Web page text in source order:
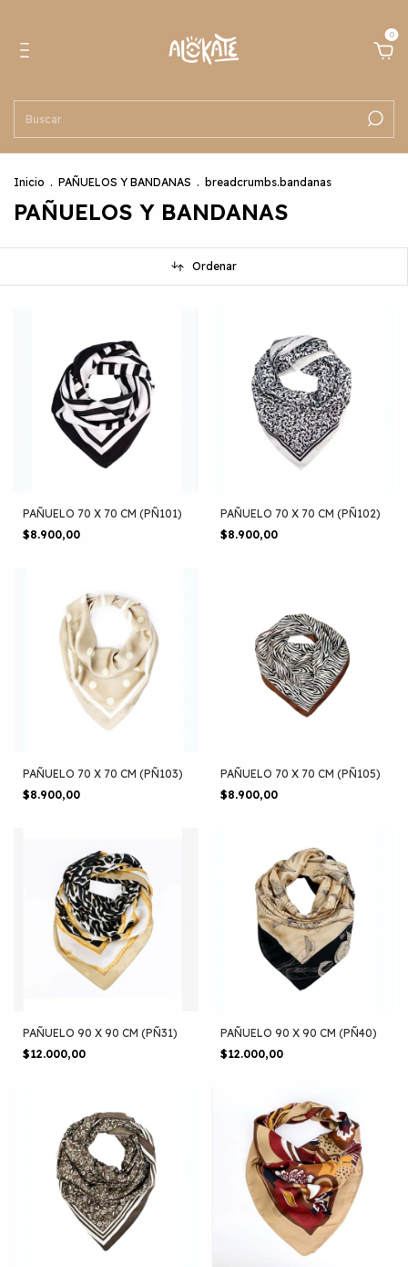
0
Inicio . PAÑUELOS Y BANDANAS . breadcrumbs.bandanas
PAÑUELOS Y BANDANAS
Ordenar
PAÑUELO 70 X 70 CM (PÑ101)
$8.900,00
PAÑUELO 70 X 70 CM (PÑ102)
$8.900,00
PAÑUELO 70 X 70 CM (PÑ103)
$8.900,00
PAÑUELO 70 X 70 CM (PÑ105)
$8.900,00
PAÑUELO 90 X 90 CM (PÑ31)
$12.000,00
PAÑUELO 90 X 90 CM (PÑ40)
$12.000,00